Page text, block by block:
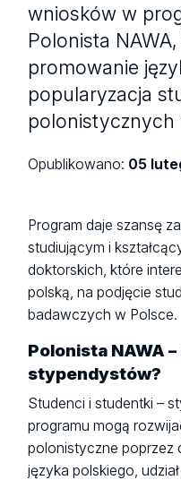
wniosków w
Polonista
promowanie
popularyzacja
polonistycznych
Opublikowano: 05
Program daje szansę
studiującym i
doktorskich, które
polską, na podjęcie
badawczych w Polsce.
Polonista NAWA
stypendystów?
Studenci i studentki –
programu mogą
polonistyczne poprzez
języka polskiego,